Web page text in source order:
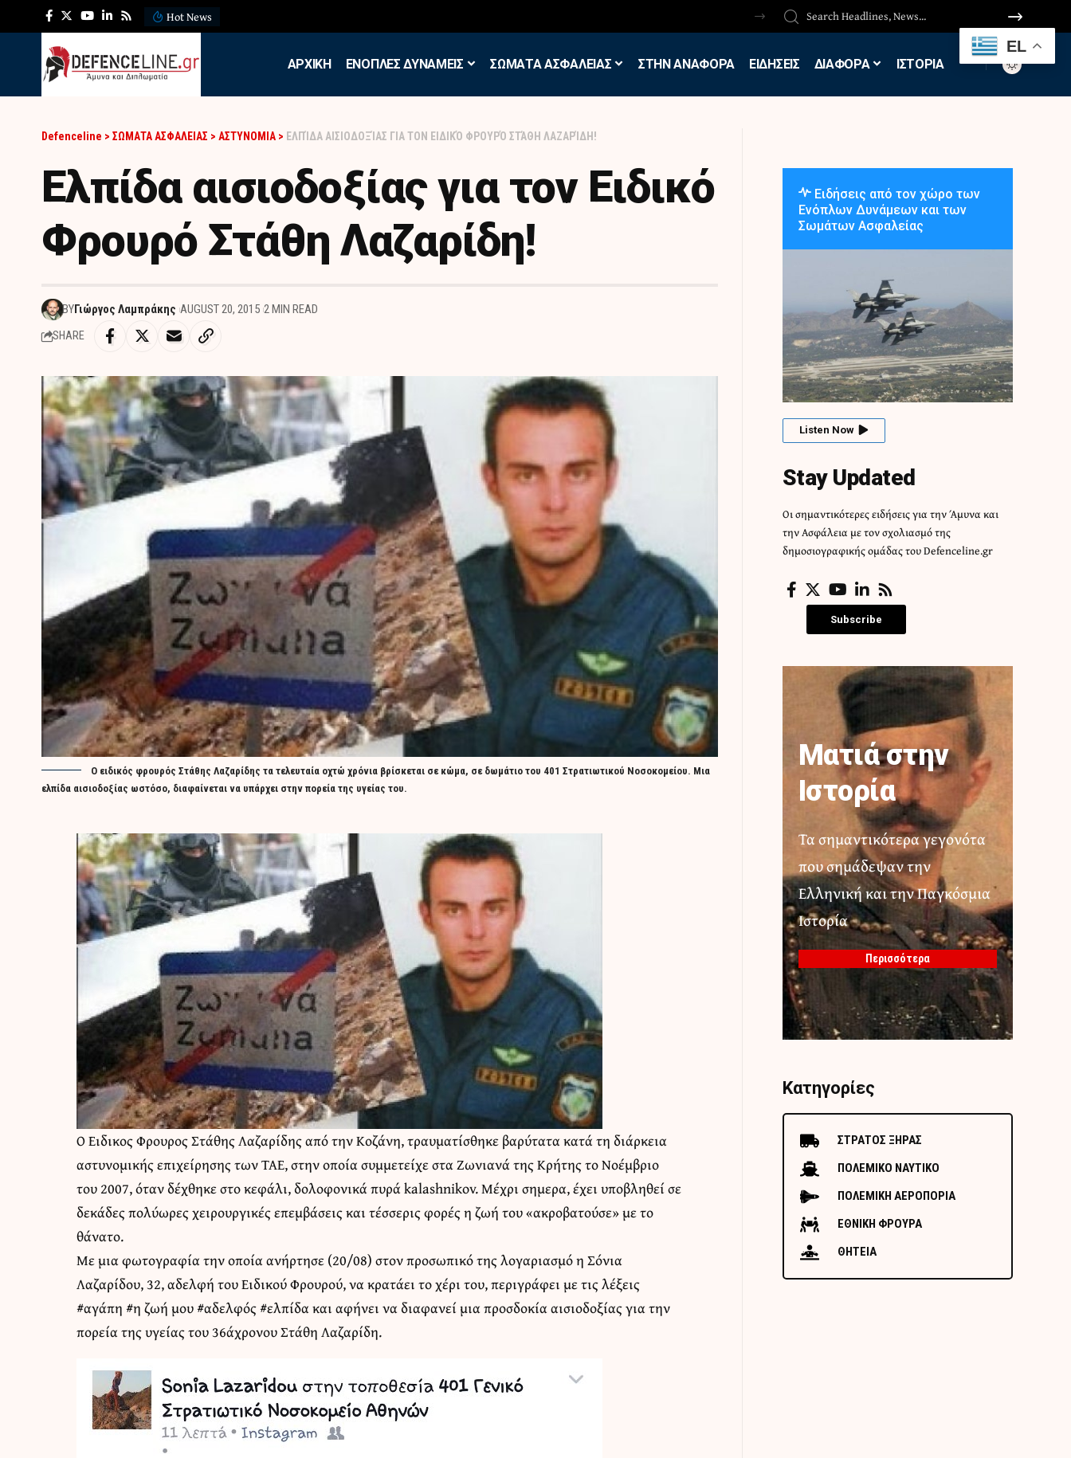
Hot News
APXIKH ΕΝΟΠΛΕΣ ΔΥΝΑΜΕΙΣ ΣΩΜΑΤΑ ΑΣΦΑΛΕΙΑΣ ΣΤΗΝ ΑΝΑΦΟΡΑ ΕΙΔΗΣΕΙΣ ΔΙΑΦΟΡΑ ΙΣΤΟΡΙΑ
Defenceline > ΣΩΜΑΤΑ ΑΣΦΑΛΕΙΑΣ > ΑΣΤΥΝΟΜΙΑ > ΕΛΠΊΔΑ ΑΙΣΙΟΔΟΞΊΑΣ ΓΙΑ ΤΟΝ ΕΙΔΙΚΌ ΦΡΟΥΡΌ ΣΤΆΘΗ ΛΑΖΑΡΊΔΗ!
Ελπίδα αισιοδοξίας για τον Ειδικό
Φρουρό Στάθη Λαζαρίδη!
BYΓιώργος Λαμπράκης AUGUST 20, 2015 2 MIN READ
SHARE
Ο ειδικός φρουρός Στάθης Λαζαρίδης τα τελευταία οχτώ χρόνια βρίσκεται σε κώμα, σε δωμάτιο του 401 Στρατιωτικού Νοσοκομείου. Μια
ελπίδα αισιοδοξίας ωστόσο, διαφαίνεται να υπάρχει στην πορεία της υγείας του.
Ο Ειδικος Φρουρος Στάθης Λαζαρίδης από την Κοζάνη, τραυματίσθηκε βαρύτατα κατά τη διάρκεια
αστυνομικής επιχείρησης των ΤΑΕ, στην οποία συμμετείχε στα Ζωνιανά της Κρήτης το Νοέμβριο
του 2007, όταν δέχθηκε στο κεφάλι, δολοφονικά πυρά kalashnikov. Μέχρι σημερα, έχει υποβληθεί σε
δεκάδες πολύωρες χειρουργικές επεμβάσεις και τέσσερις φορές η ζωή του «ακροβατούσε» με το
θάνατο.
Με μια φωτογραφία την οποία ανήρτησε (20/08) στον προσωπικό της λογαριασμό η Σόνια
Λαζαρίδου, 32, αδελφή του Ειδικού Φρουρού, να κρατάει το χέρι του, περιγράφει με τις λέξεις
#αγάπη #η ζωή μου #αδελφός #ελπίδα και αφήνει να διαφανεί μια προσδοκία αισιοδοξίας για την
πορεία της υγείας του 36άχρονου Στάθη Λαζαρίδη.
Ειδήσεις από τον χώρο των
Ενόπλων Δυνάμεων και των
Σωμάτων Ασφαλείας
Listen Now
Stay Updated
Οι σημαντικότερες ειδήσεις για την Άμυνα και
την Ασφάλεια με τον σχολιασμό της
δημοσιογραφικής ομάδας του Defenceline.gr
Subscribe
Ματιά στην
Ιστορία
Τα σημαντικότερα γεγονότα
που σημάδεψαν την
Ελληνική και την Παγκόσμια
Ιστορία
Περισσότερα
Κατηγορίες
ΣΤΡΑΤΟΣ ΞΗΡΑΣ
ΠΟΛΕΜΙΚΟ ΝΑΥΤΙΚΟ
ΠΟΛΕΜΙΚΗ ΑΕΡΟΠΟΡΙΑ
ΕΘΝΙΚΗ ΦΡΟΥΡΑ
ΘΗΤΕΙΑ
EL